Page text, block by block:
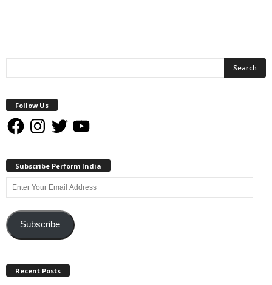
Follow Us
FacebookInstagram
Twitter YouTube
Subscribe Perform India
Enter
Your
AddressSubscribe
Recent Posts